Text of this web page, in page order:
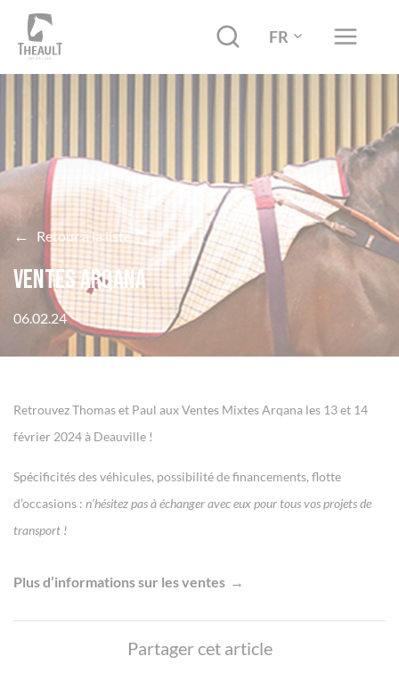
FR
← Retour à la liste
Ventes Arqana
06.02.24
Retrouvez Thomas et Paul aux Ventes Mixtes Arqana les 13 et 14
février 2024 à Deauville !
Spécificités des véhicules, possibilité de financements, flotte
d’occasions : n’hésitez pas à échanger avec eux pour tous vos projets de
transport !
Plus d’informations sur les ventes
Partager cet article